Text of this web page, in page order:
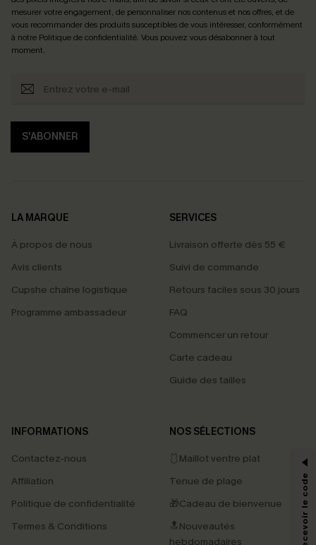
mesurer votre engagement, de personnaliser nos contenus et nos offres, et de
vous recommander des produits susceptibles de vous intéresser, conformément
à notre Politique de confidentialité. Vous pouvez vous désabonner à tout
moment.
S'ABONNER
LA MARQUE
À propos de nous
Avis clients
Cupshe chaîne logistique
Programme ambassadeur
SERVICES
Livraison offerte dès 55 €
Suivi de commande
Retours faciles sous 30 jours
FAQ
Commencer un retour
Carte cadeau
Guide des tailles
INFORMATIONS
Contactez-nous
Affiliation
Politique de confidentialité
Termes & Conditions
NOS SÉLECTIONS
🩱Maillot ventre plat
Tenue de plage
🎁Cadeau de bienvenue
🔝Nouveautés
hebdomadaires
PROFITEZ DE -15%
-15% dès 2 Achetés par E-mail
*Un code par commande, valable une seule fois.
En soumettant votre adresse e-mail, vous acceptez de recevoir des e-mails
marketing (y compris du contenu généré par l'IA) de Cupshe et